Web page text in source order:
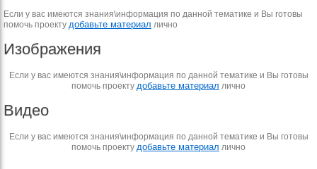
Если у вас имеются знания\информация по данной тематике и Вы готовы
помочь проекту добавьте материал лично
Изображения
Если у вас имеются знания\информация по данной тематике и Вы готовы
помочь проекту добавьте материал лично
Видео
Если у вас имеются знания\информация по данной тематике и Вы готовы
помочь проекту добавьте материал лично